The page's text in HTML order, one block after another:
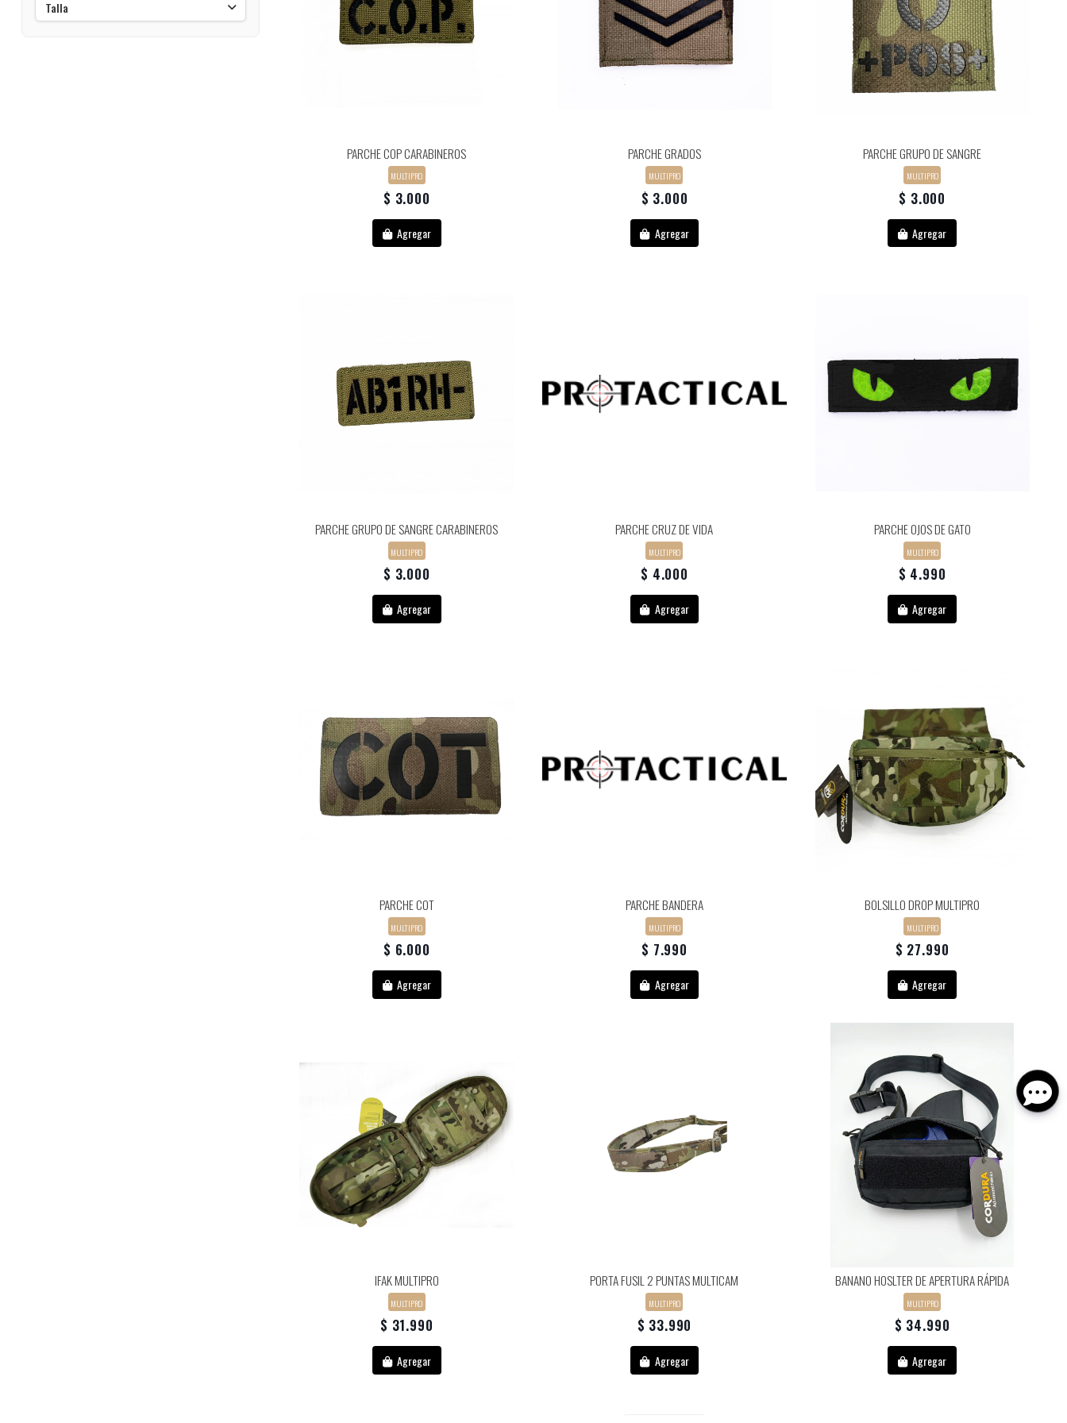
Talla
PARCHE COP CARABINEROS
MULTIPRO
$ 3.000
Agregar
PARCHE GRADOS
MULTIPRO
$ 3.000
Agregar
PARCHE GRUPO DE SANGRE
MULTIPRO
$ 3.000
Agregar
PARCHE GRUPO DE SANGRE CARABINEROS
MULTIPRO
$ 3.000
Agregar
PARCHE CRUZ DE VIDA
MULTIPRO
$ 4.000
Agregar
PARCHE OJOS DE GATO
MULTIPRO
$ 4.990
Agregar
PARCHE COT
MULTIPRO
$ 6.000
Agregar
PARCHE BANDERA
MULTIPRO
$ 7.990
Agregar
BOLSILLO DROP MULTIPRO
MULTIPRO
$ 27.990
Agregar
IFAK MULTIPRO
MULTIPRO
$ 31.990
Agregar
PORTA FUSIL 2 PUNTAS MULTICAM
MULTIPRO
$ 33.990
Agregar
BANANO HOSLTER DE APERTURA RÁPIDA
MULTIPRO
$ 34.990
Agregar